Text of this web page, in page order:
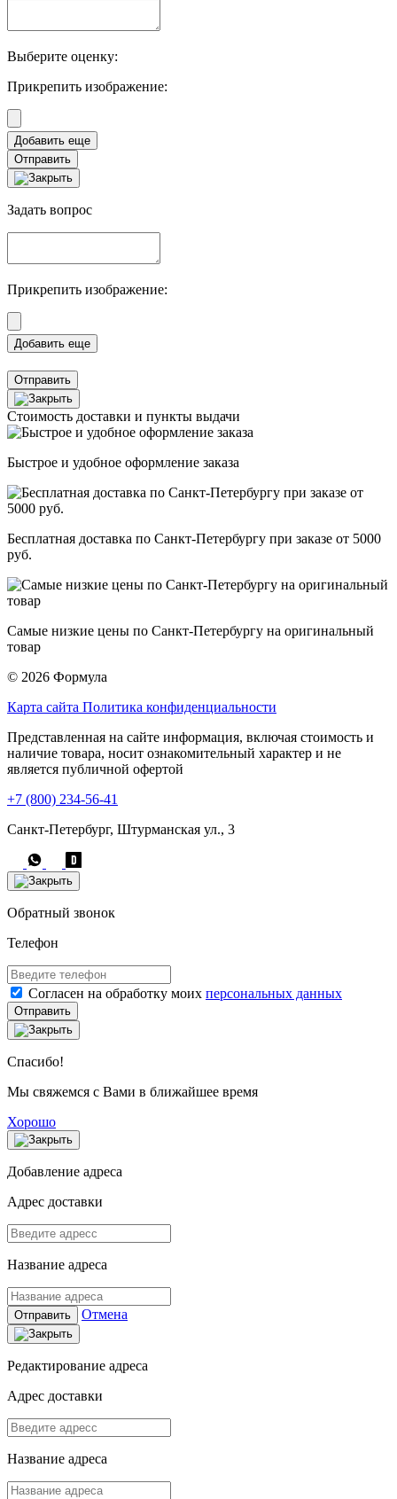
Выберите оценку:
Прикрепить изображение:
Отправить
Задать вопрос
Прикрепить изображение:
Отправить
Стоимость доставки и пункты выдачи
Быстрое и удобное оформление заказа
Бесплатная доставка по Санкт-Петербургу при заказе от 5000
руб.
Самые низкие цены по Санкт-Петербургу на оригинальный
товар
© 2026 Формула
Карта сайта Политика конфиденциальности
Представленная на сайте информация, включая стоимость и
наличие товара, носит ознакомительный характер и не
является публичной офертой
+7 (800) 234-56-41
Санкт-Петербург, Штурманская ул., 3
Обратный звонок
Телефон
Согласен на обработку моих персональных данных
Отправить
Спасибо!
Мы свяжемся с Вами в ближайшее время
Хорошо
Добавление адреса
Адрес доставки
Название адреса
Отправить Отмена
Редактирование адреса
Адрес доставки
Название адреса